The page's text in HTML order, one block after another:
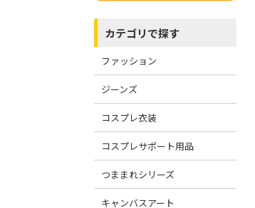
カテゴリで探す
ファッション
ジーンズ
コスプレ衣装
コスプレサポート用品
つままれシリーズ
キャンバスアート